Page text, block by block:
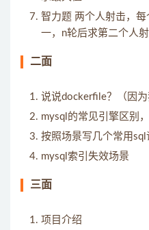
智力题 两个人射击，
一，n轮后求第二个人
二面
说说dockerfile？（因为
mysql的常见引擎区别
按照场景写几个常用sql
mysql索引失效场景
三面
项目介绍